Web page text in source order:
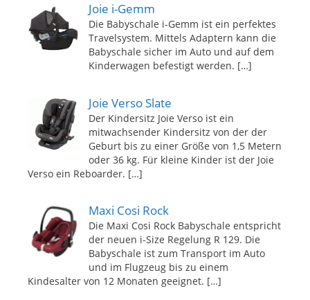
Joie i-Gemm
Die Babyschale i-Gemm ist ein perfektes
Travelsystem. Mittels Adaptern kann die
Babyschale sicher im Auto und auf dem
Kinderwagen befestigt werden. […]
Joie Verso Slate
Der Kindersitz Joie Verso ist ein
mitwachsender Kindersitz von der der
Geburt bis zu einer Größe von 1,5 Metern
oder 36 kg. Für kleine Kinder ist der Joie
Verso ein Reboarder. […]
Maxi Cosi Rock
Die Maxi Cosi Rock Babyschale entspricht
der neuen i-Size Regelung R 129. Die
Babyschale ist zum Transport im Auto
und im Flugzeug bis zu einem
Kindesalter von 12 Monaten geeignet. […]